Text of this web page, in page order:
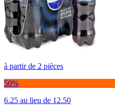
à partir de 2 pièces
50%
6.25 au lieu de 12.50